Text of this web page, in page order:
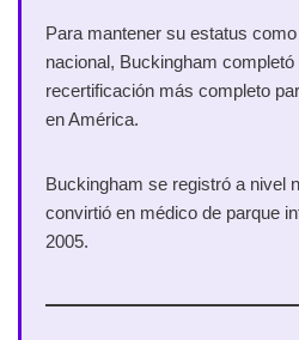
Para mantener su estatus
nacional, Buckingham
recertificación más completo
en América.
Buckingham se registró a nivel
convirtió en médico de parque
2005.